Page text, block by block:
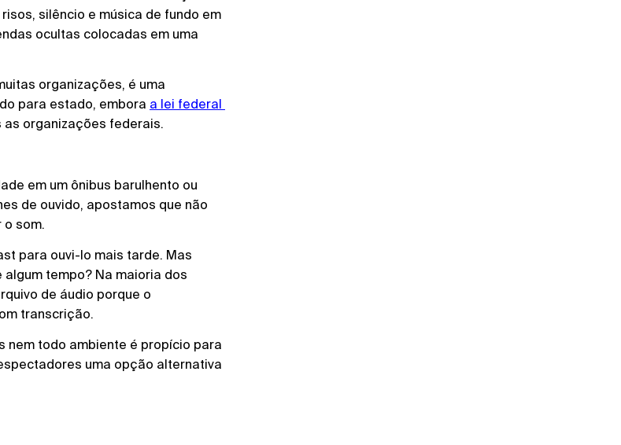
silêncio e música de fundo em
ocultas colocadas em uma
organizações, é uma
para estado, embora a lei federal
as organizações federais.
em um ônibus barulhento ou
de ouvido, apostamos que não
o som.
para ouvi-lo mais tarde. Mas
tempo? Na maioria dos
de áudio porque o
transcrição.
nem todo ambiente é propício para
uma opção alternativa